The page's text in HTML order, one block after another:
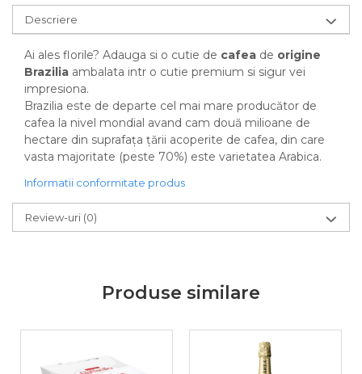
Descriere
Ai ales florile? Adauga si o cutie de cafea de origine
Brazilia ambalata intr o cutie premium si sigur vei
impresiona.
Brazilia este de departe cel mai mare producător de
cafea la nivel mondial avand cam două milioane de
hectare din suprafața țării acoperite de cafea, din care
vasta majoritate (peste 70%) este varietatea Arabica.
Informatii conformitate produs
Review-uri (0)
Produse similare